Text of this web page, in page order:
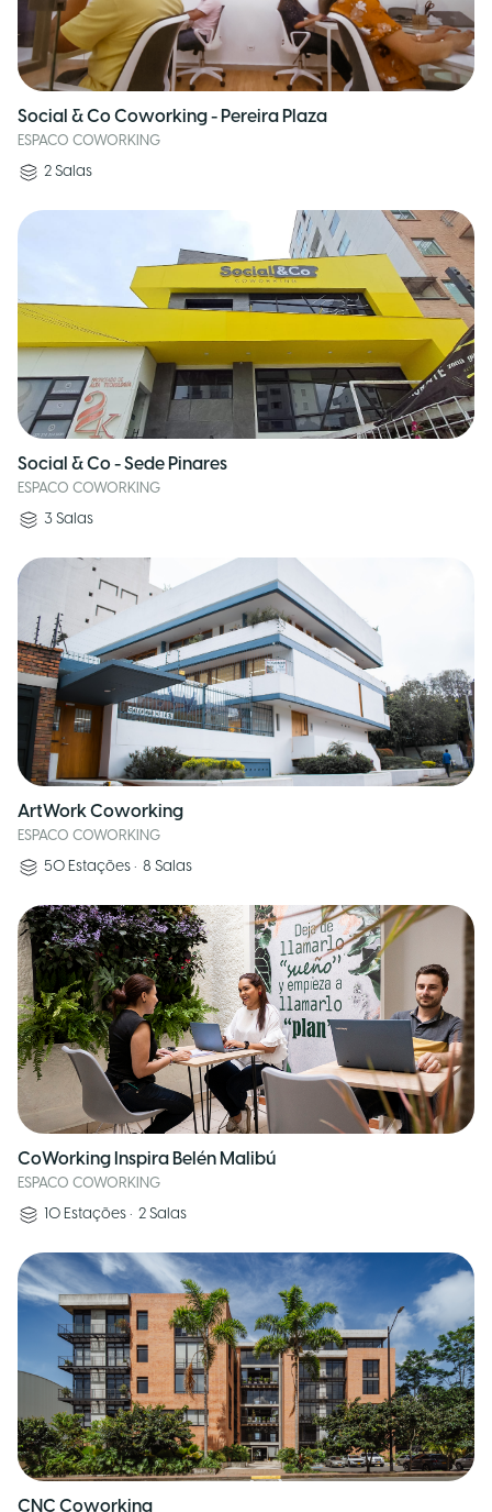
Social & Co Coworking - Pereira Plaza
ESPACO COWORKING
2 Salas
Social & Co - Sede Pinares
ESPACO COWORKING
3 Salas
ArtWork Coworking
ESPACO COWORKING
50 Estações • 8 Salas
CoWorking Inspira Belén Malibú
ESPACO COWORKING
10 Estações • 2 Salas
CNC Coworking